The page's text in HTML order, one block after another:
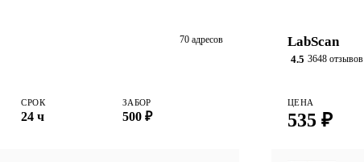
70 адресов
СРОК
24 ч
ЗАБОР
500 ₽
LabScan
4.5 3648 отзывов
ЦЕНА
535 ₽